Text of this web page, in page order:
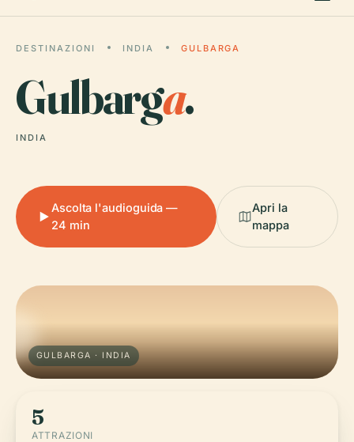
DESTINAZIONI INDIA GULBARGA
Gulbarga.
INDIA
Ascolta l'audioguida —
24 min
Apri la
mappa
GULBARGA · INDIA
5
ATTRAZIONI